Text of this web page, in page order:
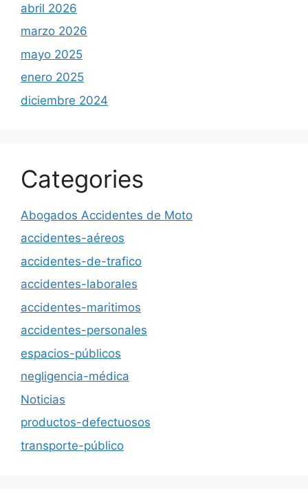
abril 2026
marzo 2026
mayo 2025
enero 2025
diciembre 2024
Categories
Abogados Accidentes de Moto
accidentes-aéreos
accidentes-de-trafico
accidentes-laborales
accidentes-maritimos
accidentes-personales
espacios-públicos
negligencia-médica
Noticias
productos-defectuosos
transporte-público